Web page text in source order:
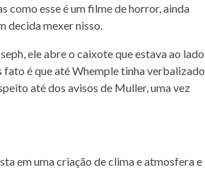
como esse é um filme de horror, ainda
decida mexer nisso.
ele abre o caixote que estava ao lado
é que até Whemple tinha verbalizado
até dos avisos de Muller, uma vez
em uma criação de clima e atmosfera e